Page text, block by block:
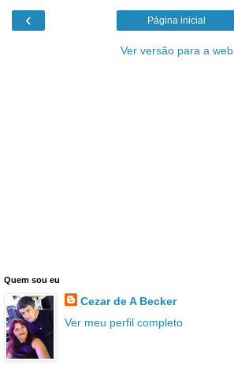
‹ Página inicial
Ver versão para a web
Quem sou eu
Cezar de A Becker
Ver meu perfil completo